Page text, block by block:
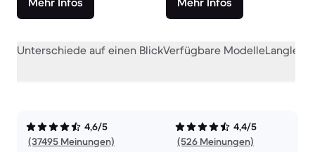
Unterschiede auf einen BlickVerfügbare Modelle
4,6/5
(37495 Meinungen)
4,4/5
(526 Meinungen)